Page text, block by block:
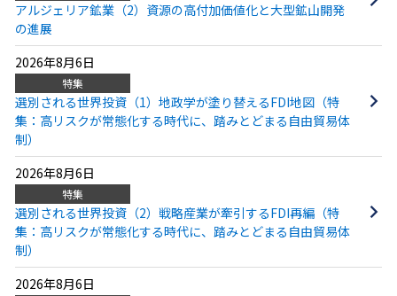
アルジェリア鉱業（2）資源の高付加価値化と大型鉱山開発
の進展
2026年8月6日
特集
選別される世界投資（1）地政学が塗り替えるFDI地図（特
集：高リスクが常態化する時代に、踏みとどまる自由貿易体
制）
2026年8月6日
特集
選別される世界投資（2）戦略産業が牽引するFDI再編（特
集：高リスクが常態化する時代に、踏みとどまる自由貿易体
制）
2026年8月6日